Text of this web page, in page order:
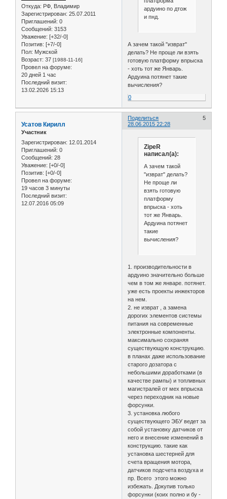
Откуда: РФ, Владимир
Зарегистрирован: 25.07.2011
Приглашений: 0
Сообщений: 3153
Уважение: [+32/-0]
Позитив: [+7/-0]
Пол: Мужской
Возраст: 37 [1988-11-16]
Провел на форуме:
20 дней 1 час
Последний визит:
13.02.2026 15:13
ардуино по дтож
и пнд.
А зачем такой "изврат"
делать? Не проще ли взять
готовую платформу впрыска
- хоть тот же Январь.
Ардуина потянет такие
вычисления?
0
Поделиться
5
28.06.2015 22:28
Усатов Кирилл
Участник
Зарегистрирован: 12.01.2014
Приглашений: 0
Сообщений: 28
Уважение: [+0/-0]
Позитив: [+0/-0]
Провел на форуме:
19 часов 3 минуты
Последний визит:
12.07.2016 05:09
ZipeR
написал(а):
А зачем такой
"изврат" делать?
Не проще ли
взять готовую
платформу
впрыска - хоть
тот же Январь.
Ардуина потянет
такие
вычисления?
1. производительности в
ардуино значительно больше
чем в том же январе. потянет.
уже есть проекты инжекторов
на нем.
2. не изврат , а замена
дорогих элементов системы
питания на современные
электронные компоненты.
максимально сохраняя
существующую конструкцию.
в планах даже использование
старого дозатора с
небольшими доработками (в
качестве рампы) и топливных
магистралей от мех впрыска
через переходник на новые
форсунки.
3. установка любого
существующего ЭБУ ведет за
собой установку датчиков от
него и внесение изменений в
конструкцию. такие как
установка шестерней для
счета вращения мотора,
датчиков подсчета воздуха и
пр. Всего этого можно
избежать. Докупив только
форсунки (коих полно и бу -